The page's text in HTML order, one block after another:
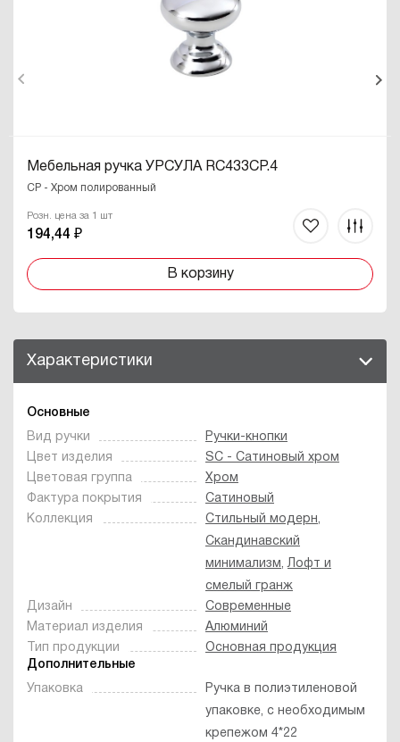
Мебельная ручка УРСУЛА RC433CP.4
CP - Хром полированный
Розн. цена за 1 шт
194,44 ₽
В корзину
Характеристики
Основные
Вид ручки
Ручки-кнопки
Цвет изделия
SC - Сатиновый хром
Цветовая группа
Хром
Фактура покрытия
Сатиновый
Коллекция
Стильный модерн,
Скандинавский
минимализм,Лофт и
смелый гранж
Дизайн
Современные
Материал изделия
Алюминий
Тип продукции
Основная продукция
Дополнительные
Упаковка
Ручка в полиэтиленовой
упаковке, с необходимым
крепежом 4*22